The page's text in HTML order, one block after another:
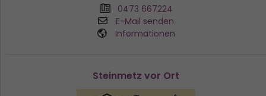
0473 667224
E-Mail senden
Informationen
Steinmetz vor Ort